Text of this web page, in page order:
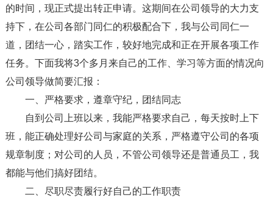
的时间，现正式提出转正申请。这期间在公司领导的大力支
持下，在公司各部门同仁的积极配合下，我与公司同仁一
道，团结一心，踏实工作，较好地完成和正在开展各项工作
任务。下面我将3个多月来自己的工作、学习等方面的情况向
公司领导做简要汇报：
一、严格要求，遵章守纪，团结同志
自到公司上班以来，我能严格要求自己，每天按时上下
班，能正确处理好公司与家庭的关系，严格遵守公司的各项
规章制度；对公司的人员，不管公司领导还是普通员工，我
都能与他们搞好团结。
二、尽职尽责履行好自己的工作职责